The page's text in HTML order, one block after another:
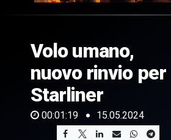
of
19
seconds
Volo umano,
nuovo rinvio per
Starliner
00:01:19 15.05.2024